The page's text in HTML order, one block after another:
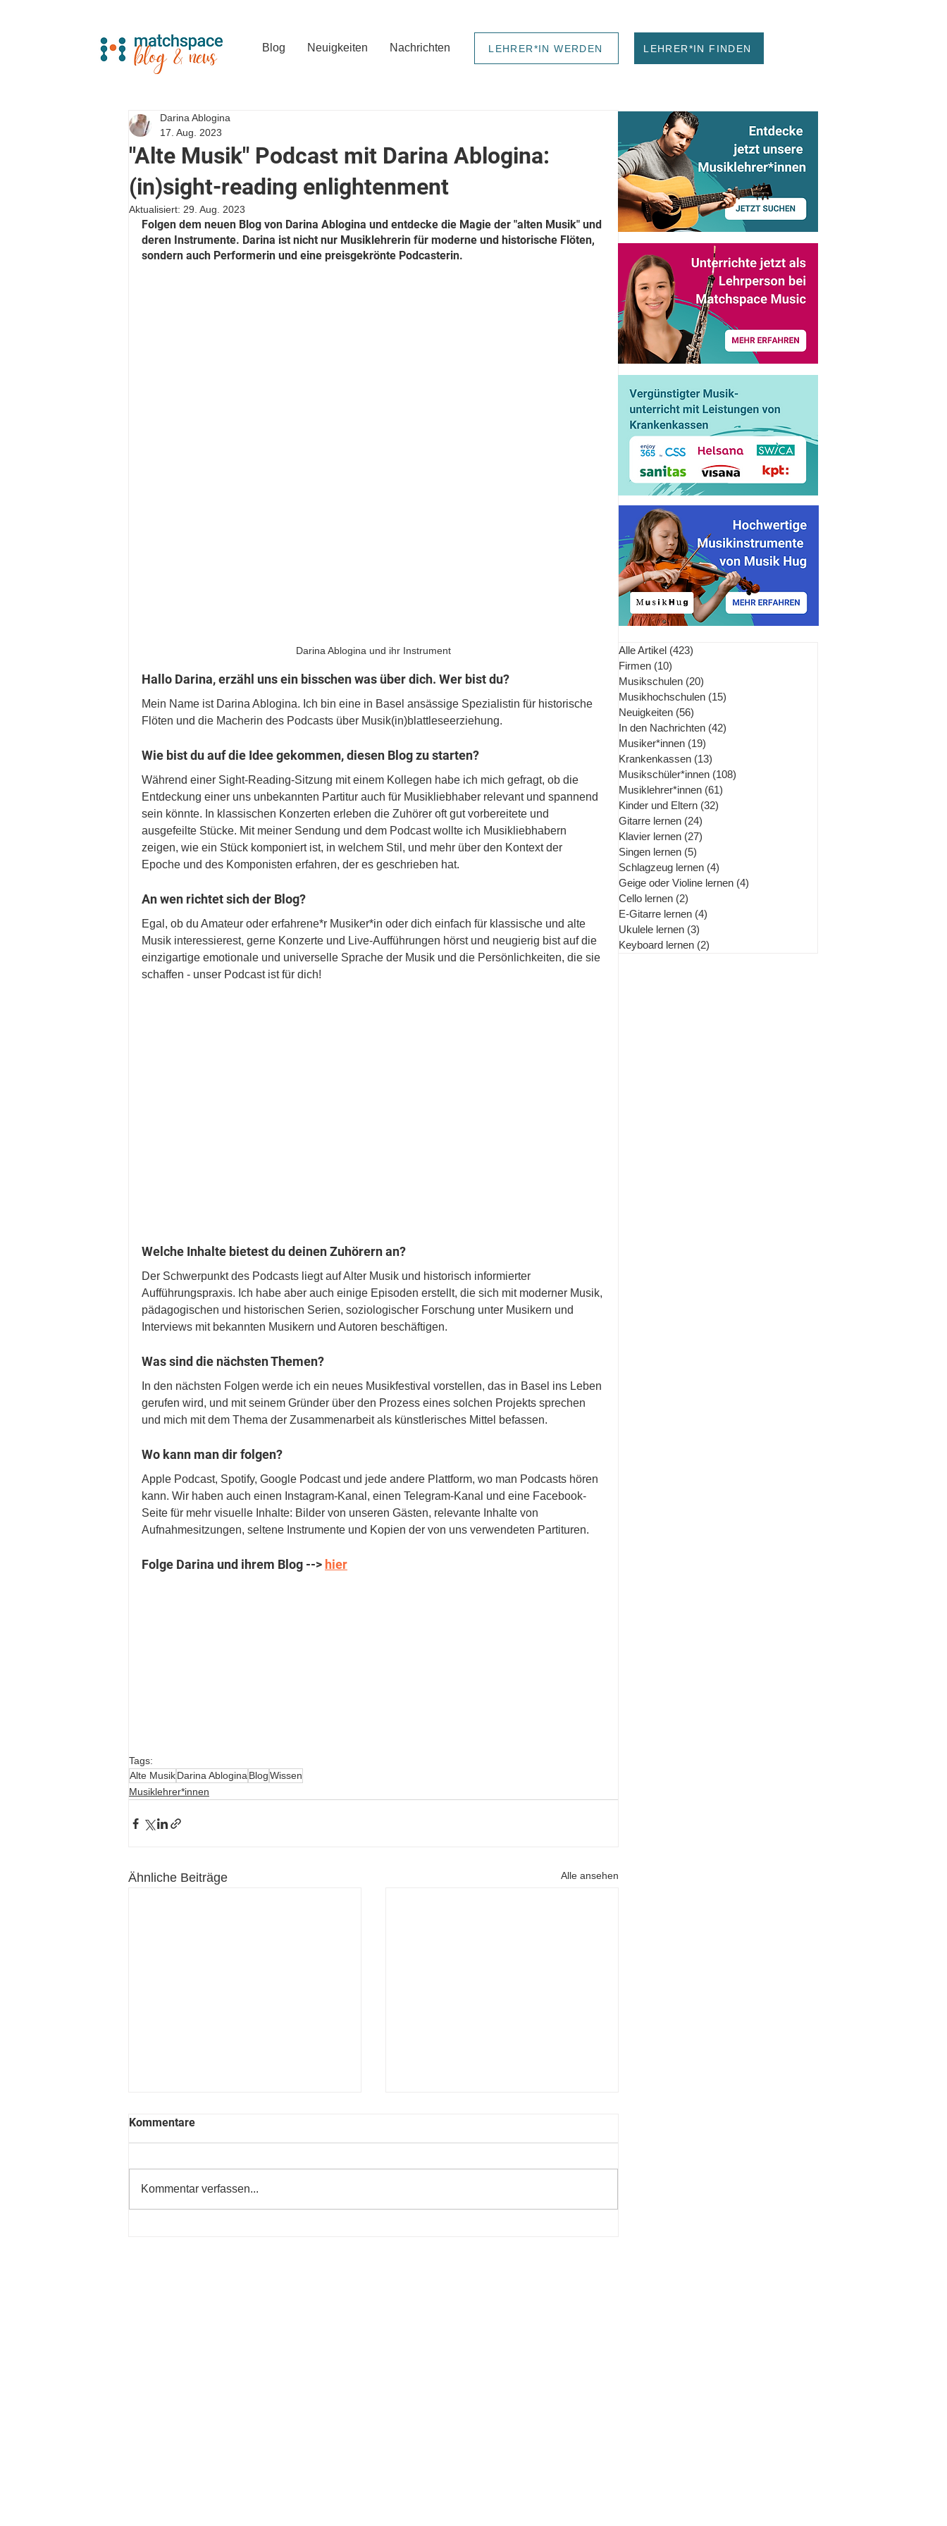
Blog Neuigkeiten Nachrichten LEHRER*IN WERDEN LEHRER*IN FINDEN
"Alte Musik" Podcast mit Darina Ablogina:
(in)sight-reading enlightenment
Darina Ablogina
17. Aug. 2023
Aktualisiert: 29. Aug. 2023
Folgen dem neuen Blog von Darina Ablogina und entdecke die Magie der "alten Musik" und
deren Instrumente. Darina ist nicht nur Musiklehrerin für moderne und historische Flöten,
sondern auch Performerin und eine preisgekrönte Podcasterin.
Darina Ablogina und ihr Instrument
Hallo Darina, erzähl uns ein bisschen was über dich. Wer bist du?
Mein Name ist Darina Ablogina. Ich bin eine in Basel ansässige Spezialistin für historische
Flöten und die Macherin des Podcasts über Musik(in)blattleseerziehung.
Wie bist du auf die Idee gekommen, diesen Blog zu starten?
Während einer Sight-Reading-Sitzung mit einem Kollegen habe ich mich gefragt, ob die
Entdeckung einer uns unbekannten Partitur auch für Musikliebhaber relevant und spannend
sein könnte. In klassischen Konzerten erleben die Zuhörer oft gut vorbereitete und
ausgefeilte Stücke. Mit meiner Sendung und dem Podcast wollte ich Musikliebhabern
zeigen, wie ein Stück komponiert ist, in welchem Stil, und mehr über den Kontext der
Epoche und des Komponisten erfahren, der es geschrieben hat.
An wen richtet sich der Blog?
Egal, ob du Amateur oder erfahrene*r Musiker*in oder dich einfach für klassische und alte
Musik interessierest, gerne Konzerte und Live-Aufführungen hörst und neugierig bist auf die
einzigartige emotionale und universelle Sprache der Musik und die Persönlichkeiten, die sie
schaffen - unser Podcast ist für dich!
Welche Inhalte bietest du deinen Zuhörern an?
Der Schwerpunkt des Podcasts liegt auf Alter Musik und historisch informierter
Aufführungspraxis. Ich habe aber auch einige Episoden erstellt, die sich mit moderner Musik,
pädagogischen und historischen Serien, soziologischer Forschung unter Musikern und
Interviews mit bekannten Musikern und Autoren beschäftigen.
Was sind die nächsten Themen?
In den nächsten Folgen werde ich ein neues Musikfestival vorstellen, das in Basel ins Leben
gerufen wird, und mit seinem Gründer über den Prozess eines solchen Projekts sprechen
und mich mit dem Thema der Zusammenarbeit als künstlerisches Mittel befassen.
Wo kann man dir folgen?
Apple Podcast, Spotify, Google Podcast und jede andere Plattform, wo man Podcasts hören
kann. Wir haben auch einen Instagram-Kanal, einen Telegram-Kanal und eine Facebook-
Seite für mehr visuelle Inhalte: Bilder von unseren Gästen, relevante Inhalte von
Aufnahmesitzungen, seltene Instrumente und Kopien der von uns verwendeten Partituren.
Folge Darina und ihrem Blog --> hier
Tags:
Alte MusikDarina AbloginaBlogWissen
Musiklehrer*innen
Ähnliche Beiträge Alle ansehen
Kommentare
Kommentar verfassen...
Alle Artikel (423)
Firmen (10)
Musikschulen (20)
Musikhochschulen (15)
Neuigkeiten (56)
In den Nachrichten (42)
Musiker*innen (19)
Krankenkassen (13)
Musikschüler*innen (108)
Musiklehrer*innen (61)
Kinder und Eltern (32)
Gitarre lernen (24)
Klavier lernen (27)
Singen lernen (5)
Schlagzeug lernen (4)
Geige oder Violine lernen (4)
Cello lernen (2)
E-Gitarre lernen (4)
Ukulele lernen (3)
Keyboard lernen (2)